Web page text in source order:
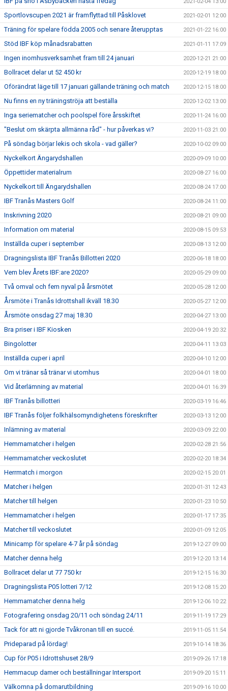
Sportlovscupen 2021 är framflyttad till Påsklovet 2021-02-01 12:00
Träning för spelare födda 2005 och senare återupptas 2021-01-22 16:00
Stöd IBF köp månadsrabatten 2021-01-11 17:09
Ingen inomhusverksamhet fram till 24 januari 2020-12-21 21:00
Bollracet delar ut 52 450 kr 2020-12-19 18:00
Oförändrat läge till 17 januari gällande träning och match 2020-12-15 18:00
Nu finns en ny träningströja att beställa 2020-12-02 13:00
Inga seriematcher och poolspel före årsskiftet 2020-11-24 16:00
"Beslut om skärpta allmänna råd" - hur påverkas vi? 2020-11-03 21:00
På söndag börjar lekis och skola - vad gäller? 2020-10-02 09:00
Nyckelkort Ängarydshallen 2020-09-09 10:00
Öppettider materialrum 2020-08-27 16:00
Nyckelkort till Ängarydshallen 2020-08-24 17:00
IBF Tranås Masters Golf 2020-08-24 11:00
Inskrivning 2020 2020-08-21 09:00
Information om material 2020-08-15 09:53
Inställda cuper i september 2020-08-13 12:00
Dragningslista IBF Tranås Billotteri 2020 2020-06-18 18:00
Vem blev Årets IBF:are 2020? 2020-05-29 09:00
Två omval och fem nyval på årsmötet 2020-05-28 12:00
Årsmöte i Tranås Idrottshall ikväll 18.30 2020-05-27 12:00
Årsmöte onsdag 27 maj 18.30 2020-04-27 13:00
Bra priser i IBF Kiosken 2020-04-19 20:32
Bingolotter 2020-04-11 13:03
Inställda cuper i april 2020-04-10 12:00
Om vi tränar så tränar vi utomhus 2020-04-01 18:00
Vid återlämning av material 2020-04-01 16:39
IBF Tranås billotteri 2020-03-19 16:46
IBF Tranås följer folkhälsomyndighetens föreskrifter 2020-03-13 12:00
Inlämning av material 2020-03-09 22:00
Hemmamatcher i helgen 2020-02-28 21:56
Hemmamatcher veckoslutet 2020-02-20 18:34
Herrmatch i morgon 2020-02-15 20:01
Matcher i helgen 2020-01-31 12:43
Matcher till helgen 2020-01-23 10:50
Hemmamatcher i helgen 2020-01-17 17:35
Matcher till veckoslutet 2020-01-09 12:05
Minicamp för spelare 4-7 år på söndag 2019-12-27 09:00
Matcher denna helg 2019-12-20 13:14
Bollracet delar ut 77 750 kr 2019-12-15 16:30
Dragningslista P05 lotteri 7/12 2019-12-08 15:20
Hemmamatcher denna helg 2019-12-06 10:22
Fotografering onsdag 20/11 och söndag 24/11 2019-11-19 17:29
Tack för att ni gjorde Tvåkronan till en succé. 2019-11-05 11:54
Prideparad på lördag! 2019-10-14 18:36
Cup för P05 i Idrottshuset 28/9 2019-09-26 17:18
Hemmacup damer och beställningar Intersport 2019-09-20 15:11
Välkomna på domarutbildning 2019-09-16 10:00